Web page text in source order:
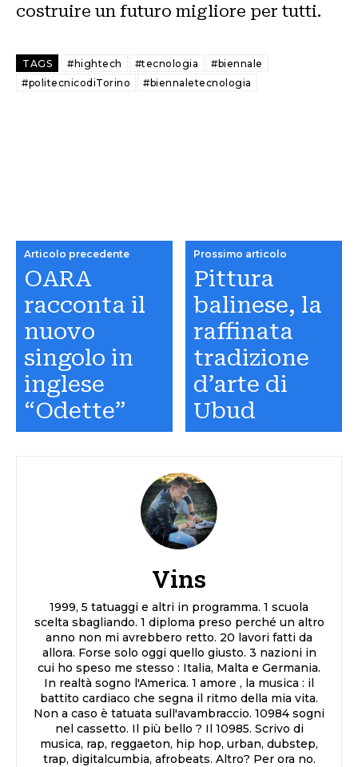
costruire un futuro migliore per tutti.
TAGS #hightech #tecnologia
#biennale
#politecnicodiTorino
#biennaletecnologia
Articolo precedente
OARA
racconta il
nuovo
singolo in
inglese
“Odette”
Prossimo articolo
Pittura
balinese, la
raffinata
tradizione
d’arte di
Ubud
Vins
1999, 5 tatuaggi e altri in programma. 1 scuola
scelta sbagliando. 1 diploma preso perché un altro
anno non mi avrebbero retto. 20 lavori fatti da
allora. Forse solo oggi quello giusto. 3 nazioni in
cui ho speso me stesso : Italia, Malta e Germania.
In realtà sogno l'America. 1 amore , la musica : il
battito cardiaco che segna il ritmo della mia vita.
Non a caso è tatuata sull'avambraccio. 10984 sogni
nel cassetto. Il più bello ? Il 10985. Scrivo di
musica, rap, reggaeton, hip hop, urban, dubstep,
trap, digitalcumbia, afrobeats. Altro? Per ora no.